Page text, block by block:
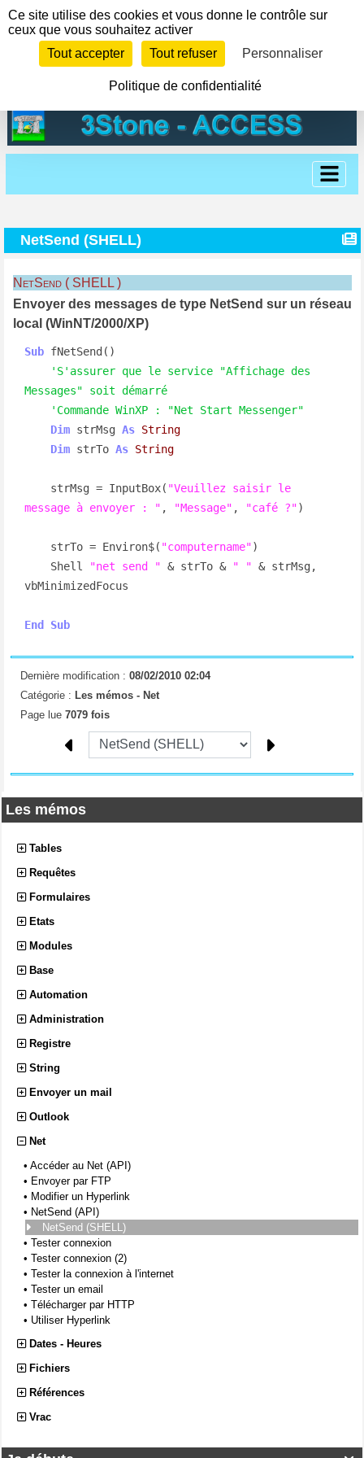
Les mémos
Tables
Requêtes
Formulaires
Etats
Modules
Base
Automation
Administration
Registre
String
Envoyer un mail
Outlook
Net
• Accéder au Net (API)
• Envoyer par FTP
• Modifier un Hyperlink
• NetSend (API)
NetSend (SHELL)
• Tester connexion
• Tester connexion (2)
• Tester la connexion à l'internet
• Tester un email
• Télécharger par HTTP
• Utiliser Hyperlink
Dates - Heures
Fichiers
Références
Vrac
NetSend (SHELL)
NetSend ( SHELL )
Envoyer des messages de type NetSend sur un réseau
local (WinNT/2000/XP)
Sub fNetSend()
'S'assurer que le service "Affichage des
Messages" soit démarré
'Commande WinXP : "Net Start Messenger"
Dim strMsg As String
Dim strTo As String
    strMsg = InputBox(
"Veuillez saisir le
message à envoyer : " , "Message" , "café ?")
    strTo = Environ$(
"computername")
    Shell
"net send " & strTo & " " & strMsg,
vbMinimizedFocus
End Sub
Dernière modification : 08/02/2010 02:04
Catégorie : Les mémos - Net
Page lue 7079 fois
Panneau de gestion des cookies
Ce site utilise des cookies et vous donne le contrôle sur
ceux que vous souhaitez activer
Tout accepter
Tout refuser Personnaliser
Politique de confidentialité